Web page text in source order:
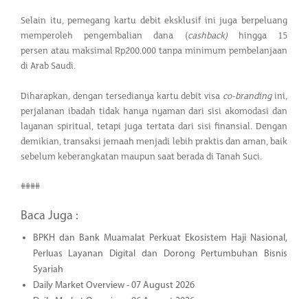
Selain itu, pemegang kartu debit eksklusif ini juga berpeluang
memperoleh pengembalian dana (cashback)hingga 15
persen atau maksimal Rp200.000 tanpa minimum pembelanjaan
di Arab Saudi.
Diharapkan, dengan tersedianya kartu debit visa co-brandingini,
perjalanan ibadah tidak hanya nyaman dari sisi akomodasi dan
layanan spiritual, tetapi juga tertata dari sisi finansial. Dengan
demikian, transaksi jemaah menjadi lebih praktis dan aman, baik
sebelum keberangkatan maupun saat berada di Tanah Suci.
####
Baca Juga :
BPKH dan Bank Muamalat Perkuat Ekosistem Haji Nasional,
Perluas Layanan Digital dan Dorong Pertumbuhan Bisnis
Syariah
Daily Market Overview - 07 August 2026